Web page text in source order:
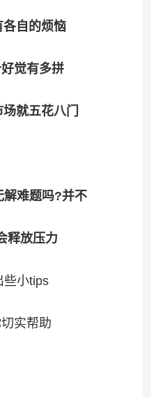
自的烦恼
觉有多拼
就五花八门
解难题吗?并不
释放压力
些小tips
实帮助